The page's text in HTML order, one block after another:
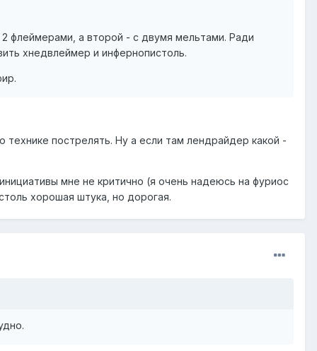
флеймерами, а второй - с двумя мельтами. Ради
хнедвлеймер и инфернопистоль.
пострелять. Ну а если там лендрайдер какой -
мне не критично (я очень надеюсь на фуриос
хорошая штука, но дорогая.